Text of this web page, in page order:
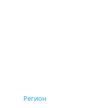
Регион